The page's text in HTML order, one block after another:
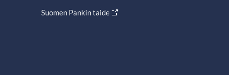
Suomen Pankin taide